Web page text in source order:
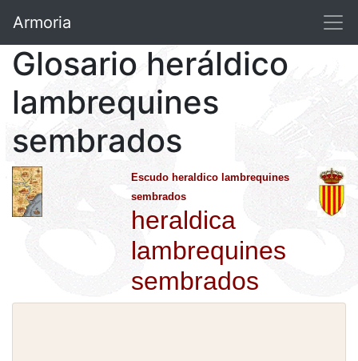
Armoria
Glosario heráldico
lambrequines
sembrados
Escudo heraldico lambrequines
sembrados
heraldica
lambrequines
sembrados